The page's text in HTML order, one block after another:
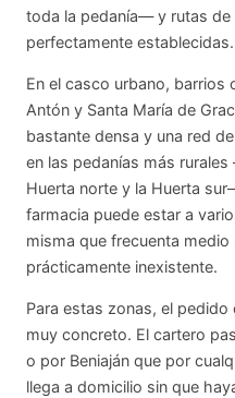
toda la pedanía— y rutas de
perfectamente establecidas.
En el casco urbano, barrios
Antón y Santa María de
bastante densa y una red
en las pedanías más
Huerta norte y la Huerta
farmacia puede estar a
misma que frecuenta
prácticamente inexistente.
Para estas zonas, el
muy concreto. El cartero
o por Beniaján que por
llega a domicilio sin que